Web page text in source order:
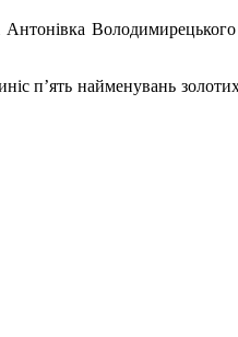
Антонівка Володимирецького
п’ять найменувань